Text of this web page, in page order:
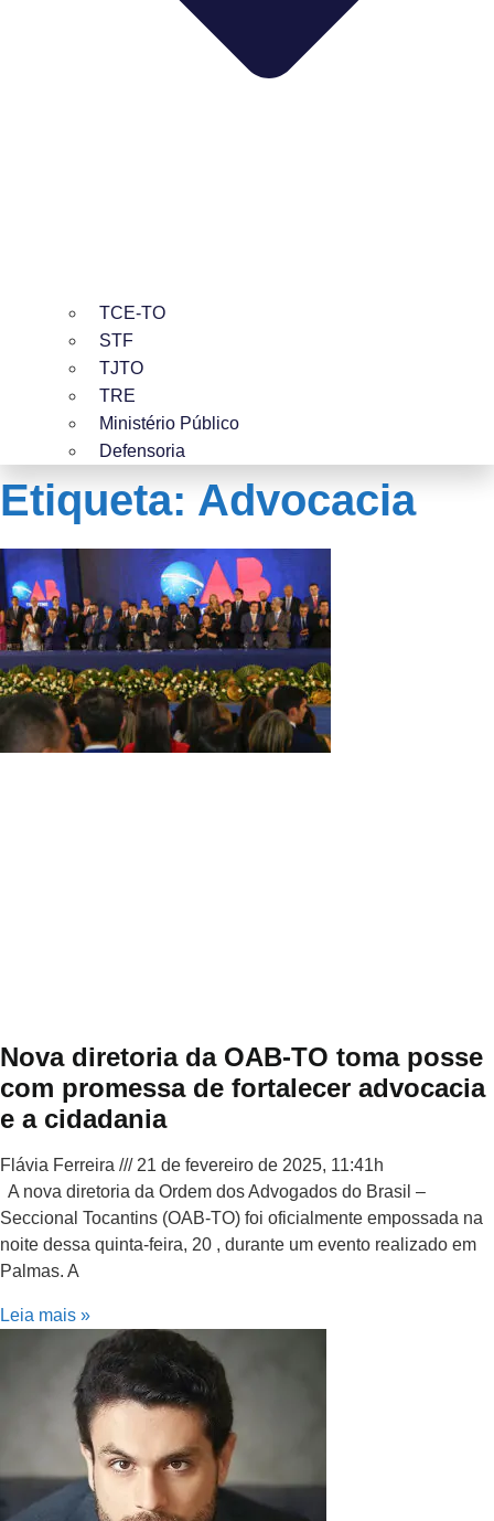
TCE-TO
STF
TJTO
TRE
Ministério Público
Defensoria
Etiqueta: Advocacia
Nova diretoria da OAB-TO toma posse
com promessa de fortalecer advocacia
e a cidadania
Flávia Ferreira
21 de fevereiro de 2025, 11:41h
A nova diretoria da Ordem dos Advogados do Brasil –
Seccional Tocantins (OAB-TO) foi oficialmente empossada na
noite dessa quinta-feira, 20 , durante um evento realizado em
Palmas. A
Leia mais »